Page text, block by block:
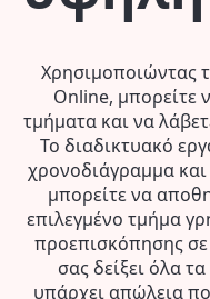
Χρησιμοποιώντας
Online, μπορείτε
τμήματα και να
Το διαδικτυακό
χρονοδιάγραμμα και
μπορείτε να
επιλεγμένο τμήμα
προεπισκόπησης
σας δείξει όλα
υπάρχει απώλεια